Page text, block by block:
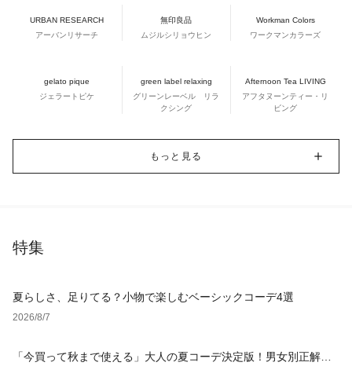
URBAN RESEARCH
アーバンリサーチ
無印良品
ムジルシリョウヒン
Workman Colors
ワークマンカラーズ
gelato pique
ジェラートピケ
green label relaxing
グリーンレーベル リラ
クシング
Afternoon Tea LIVING
アフタヌーンティー・リ
ビング
もっと見る
特集
夏らしさ、足りてる？小物で楽しむベーシックコーデ4選
2026/8/7
「今買って秋まで使える」大人の夏コーデ決定版！男女別正解ス